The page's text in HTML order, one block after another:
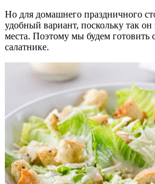
Но для домашнего праздничного
удобный вариант, поскольку так
места. Поэтому мы будем готовить
салатнике.